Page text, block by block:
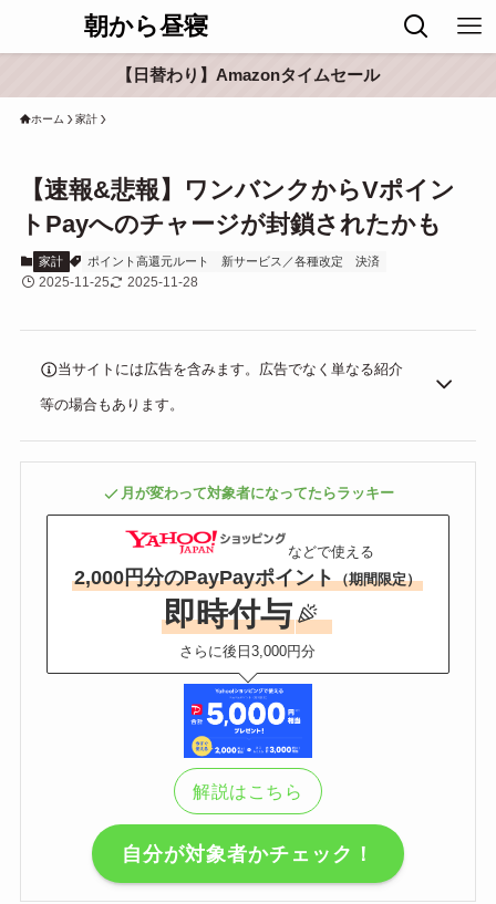
朝から昼寝
【日替わり】Amazonタイムセール
ホーム 家計
【速報&悲報】ワンバンクからVポイン
トPayへのチャージが封鎖されたかも
家計 ポイント高還元ルート 新サービス／各種改定 決済
2025-11-25 2025-11-28
当サイトには広告を含みます。広告でなく単なる紹介
等の場合もあります。
月が変わって対象者になってたらラッキー
などで使える
2,000円分のPayPayポイント（期間限定）
即時付与
さらに後日3,000円分
解説はこちら
自分が対象者かチェック！